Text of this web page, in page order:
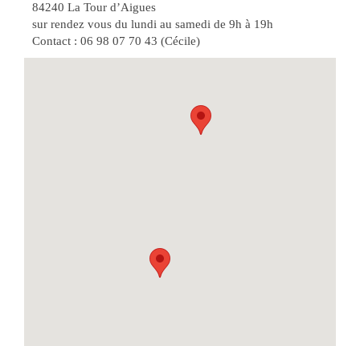
84240 La Tour d’Aigues
sur rendez vous du lundi au samedi de 9h à 19h
Contact : 06 98 07 70 43 (Cécile)